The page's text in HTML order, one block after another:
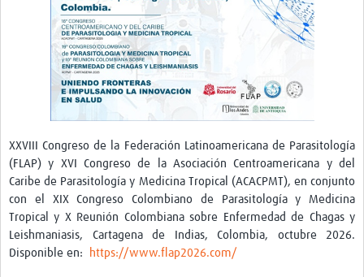
XXVIII Congreso de la Federación Latinoamericana de Parasitología
(FLAP) y XVI Congreso de la Asociación Centroamericana y del
Caribe de Parasitología y Medicina Tropical (ACACPMT), en conjunto
con el XIX Congreso Colombiano de Parasitología y Medicina
Tropical y X Reunión Colombiana sobre Enfermedad de Chagas y
Leishmaniasis, Cartagena de Indias, Colombia, octubre 2026.
Disponible en:
https://www.flap2026.com/